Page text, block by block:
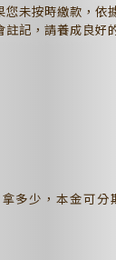
未按時繳款，依
記，請養成良好
多少，本金可分